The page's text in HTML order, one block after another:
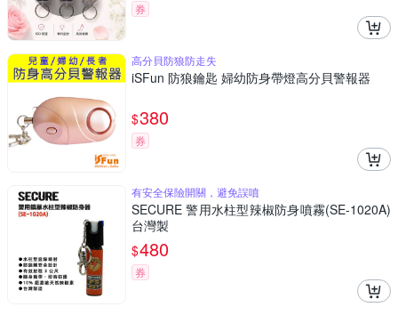
券
高分貝防狼防走失
iSFun 防狼鑰匙 婦幼防身帶燈高分貝警報器
$380
券
有安全保險開關，避免誤噴
SECURE 警用水柱型辣椒防身噴霧(SE-1020A)
台灣製
$480
券